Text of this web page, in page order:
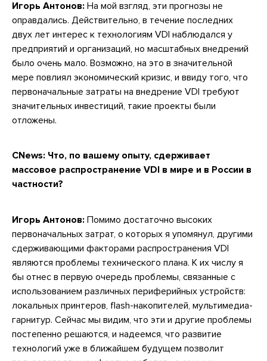
Игорь Антонов: На мой взгляд, эти прогнозы не
оправдались. Действительно, в течение последних
двух лет интерес к технологиям VDI наблюдался у
предприятий и организаций, но масштабных внедрений
было очень мало. Возможно, на это в значительной
мере повлиял экономический кризис, и ввиду того, что
первоначальные затраты на внедрение VDI требуют
значительных инвестиций, такие проекты были
отложены.
CNews: Что, по вашему опыту, сдерживает
массовое распространение VDI в мире и в России в
частности?
Игорь Антонов: Помимо достаточно высоких
первоначальных затрат, о которых я упомянул, другими
сдерживающими факторами распространения VDI
являются проблемы технического плана. К их числу я
бы отнес в первую очередь проблемы, связанные с
использованием различных периферийных устройств:
локальных принтеров, flash-накопителей, мультимедиа-
гарнитур. Сейчас мы видим, что эти и другие проблемы
постепенно решаются, и надеемся, что развитие
технологий уже в ближайшем будущем позволит